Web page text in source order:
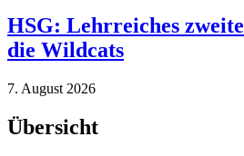
HSG: Lehrreiches
die Wildcats
7. August 2026
Übersicht